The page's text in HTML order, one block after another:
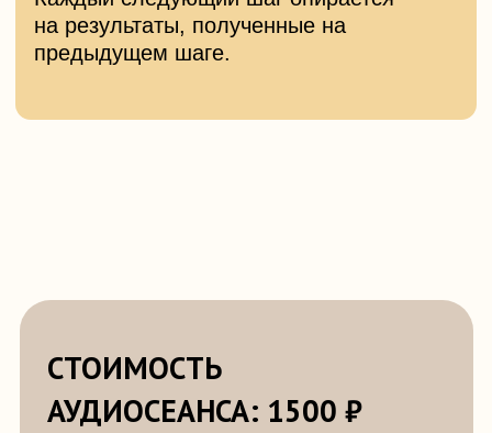
КОНТАКТЫ
МЕНЮ
Адрес: Москва,
Главная